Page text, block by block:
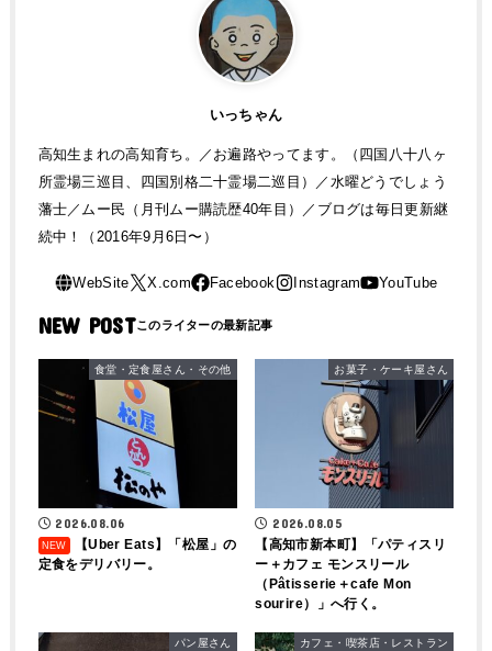
いっちゃん
高知生まれの高知育ち。／お遍路やってます。（四国八十八ヶ
所霊場三巡目、四国別格二十霊場二巡目）／水曜どうでしょう
藩士／ムー民（月刊ムー購読歴40年目）／ブログは毎日更新継
続中！（2016年9月6日〜）
NEW POST
食堂・定食屋さん・その他
2026.08.06
【Uber Eats】「松屋」の
定食をデリバリー。
お菓子・ケーキ屋さん
2026.08.05
【高知市新本町】「パティスリ
ー＋カフェ モンスリール
（Pâtisserie＋cafe Mon
sourire）」へ行く。
パン屋さん カフェ・喫茶店・レストラン